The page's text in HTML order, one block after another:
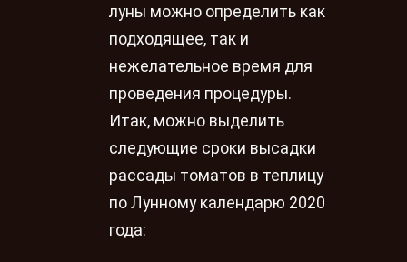
луны можно определить как
подходящее, так и
нежелательное время для
проведения процедуры.
Итак, можно выделить
следующие сроки высадки
рассады томатов в теплицу
по Лунному календарю 2020
года: